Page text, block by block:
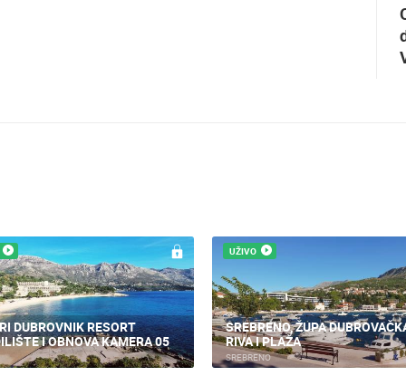
DUBROVNIK RESORT
I OBNOVA KAMERA 05
UŽIVO
SREBRENO, ŽUPA
RIVA I PLAŽA
SREBRENO